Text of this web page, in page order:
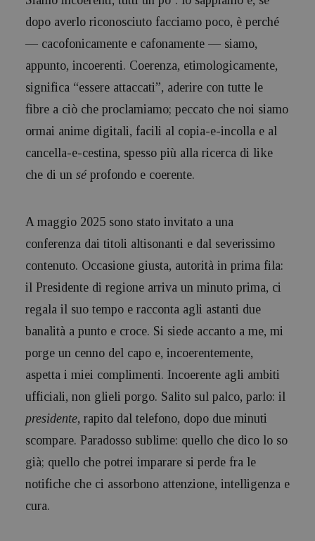
dopo averlo riconosciuto facciamo poco, è perché
— cacofonicamente e cafonamente — siamo,
appunto, incoerenti. Coerenza, etimologicamente,
significa “essere attaccati”, aderire con tutte le
fibre a ciò che proclamiamo; peccato che noi siamo
ormai anime digitali, facili al copia-e-incolla e al
cancella-e-cestina, spesso più alla ricerca di like
che di un séprofondo e coerente.
A maggio 2025 sono stato invitato a una
conferenza dai titoli altisonanti e dal severissimo
contenuto. Occasione giusta, autorità in prima fila:
il Presidente di regione arriva un minuto prima, ci
regala il suo tempo e racconta agli astanti due
banalità a punto e croce. Si siede accanto a me, mi
porge un cenno del capo e, incoerentemente,
aspetta i miei complimenti. Incoerente agli ambiti
ufficiali, non glieli porgo. Salito sul palco, parlo: il
presidente, rapito dal telefono, dopo due minuti
scompare. Paradosso sublime: quello che dico lo so
già; quello che potrei imparare si perde fra le
notifiche che ci assorbono attenzione, intelligenza e
cura.